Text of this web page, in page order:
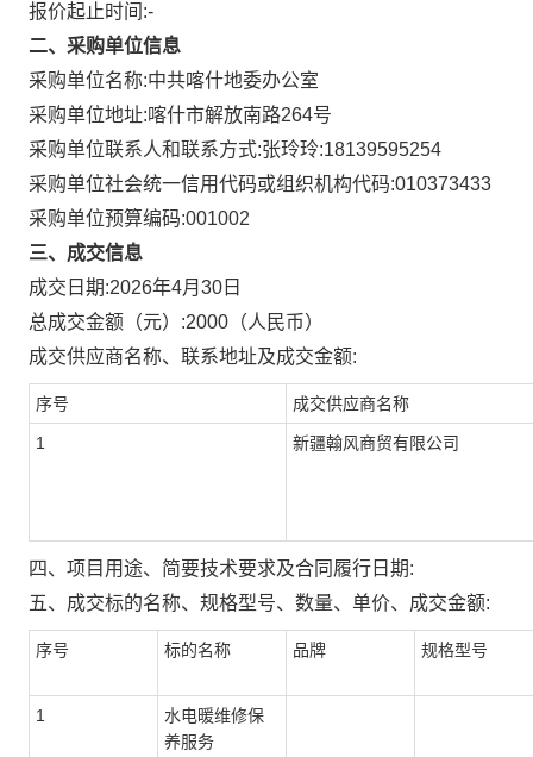
报价起止时间:-
二、采购单位信息
采购单位名称:中共喀什地委办公室
采购单位地址:喀什市解放南路264号
采购单位联系人和联系方式:张玲玲:18139595254
采购单位社会统一信用代码或组织机构代码:010373433
采购单位预算编码:001002
三、成交信息
成交日期:2026年4月30日
总成交金额（元）:2000 （人民币）
成交供应商名称、联系地址及成交金额:
序号 成交供应商名称
1 新疆翰风商贸有限公司
四、项目用途、简要技术要求及合同履行日期:
五、成交标的名称、规格型号、数量、单价、成交金额:
序号 标的名称 品牌 规格型号
1
水电暖维修保
养服务